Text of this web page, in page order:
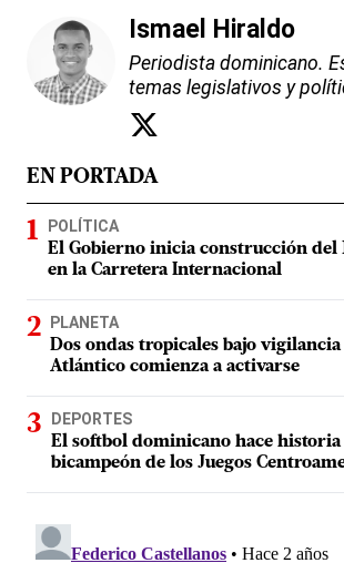
Ismael Hiraldo
Periodista dominicano.
temas legislativos y
EN PORTADA
POLÍTICA
El Gobierno inicia construcción del
en la Carretera Internacional
PLANETA
Dos ondas tropicales bajo
Atlántico comienza a activarse
DEPORTES
El softbol dominicano hace historia
bicampeón de los Juegos